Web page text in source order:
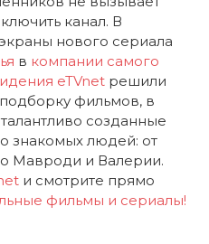
канал. В
нового сериала
в компании самого
eTVnet решили
фильмов, в
созданные
знакомых людей: от
Мавроди и Валерии.
и смотрите прямо
фильмы и сериалы!